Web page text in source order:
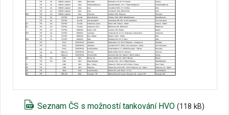
Seznam ČS s možností tankování HVO(118 kB)